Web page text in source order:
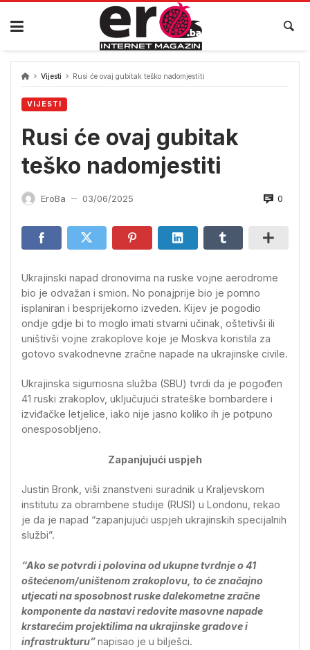
Skip
content
Vijesti Rusi će ovaj gubitak teško nadomjestiti
VIJESTI
Rusi će ovaj gubitak
teško nadomjestiti
EroBa — 03/06/2025 0
Ukrajinski napad dronovima na ruske vojne aerodrome
bio je odvažan i smion. No ponajprije bio je pomno
isplaniran i besprijekorno izveden. Kijev je pogodio
ondje gdje bi to moglo imati stvarni učinak, oštetivši ili
uništivši vojne zrakoplove koje je Moskva koristila za
gotovo svakodnevne zračne napade na ukrajinske civile.
Ukrajinska sigurnosna služba (SBU) tvrdi da je pogođen
41 ruski zrakoplov, uključujući strateške bombardere i
izviđačke letjelice, iako nije jasno koliko ih je potpuno
onesposobljeno.
Zapanjujući uspjeh
Justin Bronk, viši znanstveni suradnik u Kraljevskom
institutu za obrambene studije (RUSI) u Londonu, rekao
je da je napad “zapanjujući uspjeh ukrajinskih specijalnih
službi”.
“Ako se potvrdi i polovina od ukupne tvrdnje o 41
oštećenom/uništenom zrakoplovu, to će značajno
utjecati na sposobnost ruske dalekometne zračne
komponente da nastavi redovite masovne napade
krstarećim projektilima na ukrajinske gradove i
infrastrukturu”napisao je u bilješci.